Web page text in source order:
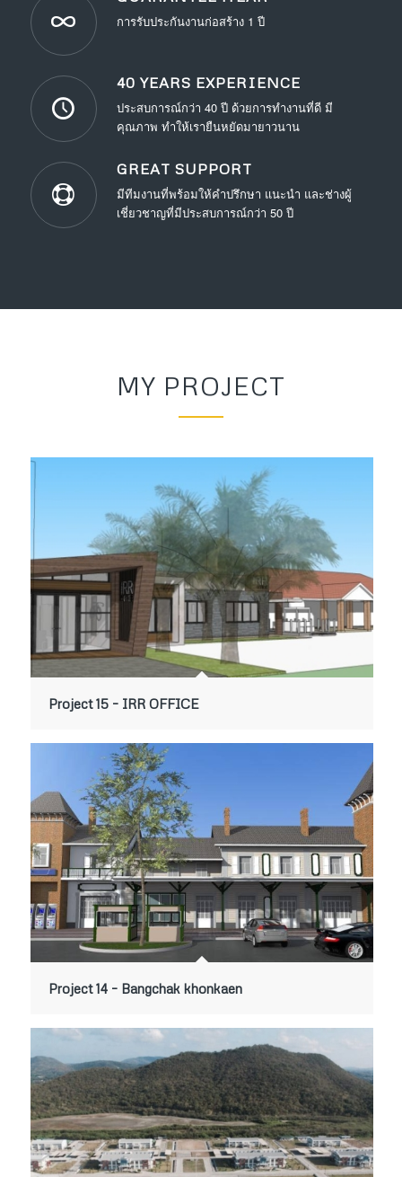
การรับประกันงานก่อสร้าง 1 ปี
40 YEARS EXPERIENCE
ประสบการณ์กว่า 40 ปี ด้วยการทำงานที่ดี มี
คุณภาพ ทำให้เรายืนหยัดมายาวนาน
GREAT SUPPORT
มีทีมงานที่พร้อมให้คำปรึกษา แนะนำ และช่างผู้
เชี่ยวชาญที่มีประสบการณ์กว่า 50 ปี
MY PROJECT
Project 15 – IRR OFFICE
Project 14 – Bangchak khonkaen